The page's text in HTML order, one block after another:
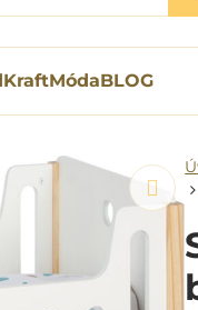
MódaBLOG